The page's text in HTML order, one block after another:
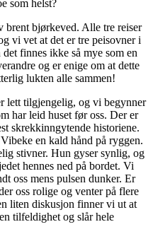
som helst?
brent bjørkeved. Alle tre reiser
vi vet at det er tre peisovner i
finnes ikke så mye som en
og er enige om at dette
lukten alle sammen!
lett tilgjengelig, og vi begynner
har leid huset før oss. Der er
skrekkinngytende historiene.
en kald hånd på ryggen.
stivner. Hun gyser synlig, og
hennes ned på bordet. Vi
oss mens pulsen dunker. Er
oss rolige og venter på flere
liten diskusjon finner vi ut at
tilfeldighet og slår hele